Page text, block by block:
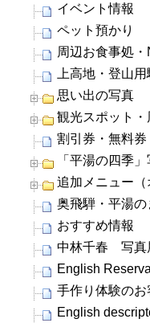
イベント情報
ペット預かり
周辺お食事処
上高地・登山
思い出の写真
観光スポット・
割引券・無料券
「平湯の四季
追加メニュー（
奥飛騨・平湯の
おすすめ情報
中林千春 写真
English
手作り体験のお
English